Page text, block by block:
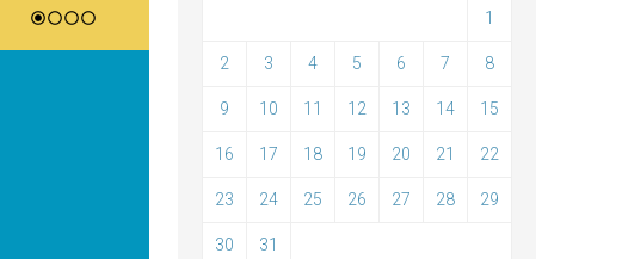
1
2 3 4 5 6 7 8
9 10 11 12 13 14 15
16 17 18 19 20 21 22
23 24 25 26 27 28 29
30 31